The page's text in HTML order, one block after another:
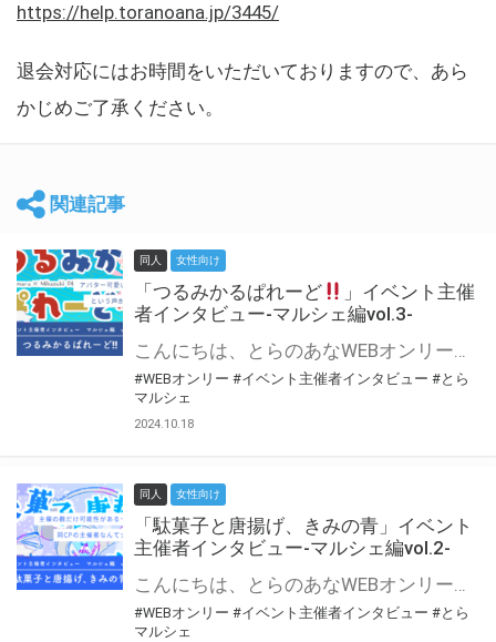
https://help.toranoana.jp/3445/
退会対応にはお時間をいただいておりますので、あら
かじめご了承ください。
関連記事
同人 女性向け
「つるみかるぱれーど
」イベント主催
者インタビュー-マルシェ編vol.3-
こんにちは、とらのあなWEBオンリー運営スタッフです。 新たにお届けする、イベント主催者インタビュー-マルシェ編-は、 とらのあなWEBオンリー「マルシェ」をご利用した主催様に 「マルシェ」を使って開催した感想や心がけをお聞きする企画です。 今回は、WEBオンリー初開催「つるみかるぱれーど
#WEBオンリー #イベント主催者インタビュー #とら
マルシェ
2024.10.18
同人 女性向け
「駄菓子と唐揚げ、きみの青」イベント
主催者インタビュー-マルシェ編vol.2-
こんにちは、とらのあなWEBオンリー運営スタッフです。 新たにお届けする、イベント主催者インタビュー-マルシェ編-は、 とらのあなWEBオンリー「マルシェ」をご利用の主催様に 「マルシェ」を使ってイベントを開催した感想や心がけをお聞きする企画です。 今回は、WEBオンリー初開催「駄菓子と唐揚げ、きみの青」より、 主催のぎこ六屋様にお話を伺いました。 協力：ぎこ六屋様／イベント公式Twitter（@krkgwks） とらのあなWEBオンリー「マルシェ」とは？ WEBオンリーでリアルタイムでコミュニケーションがとれるオンライン会場です。
#WEBオンリー #イベント主催者インタビュー #とら
マルシェ